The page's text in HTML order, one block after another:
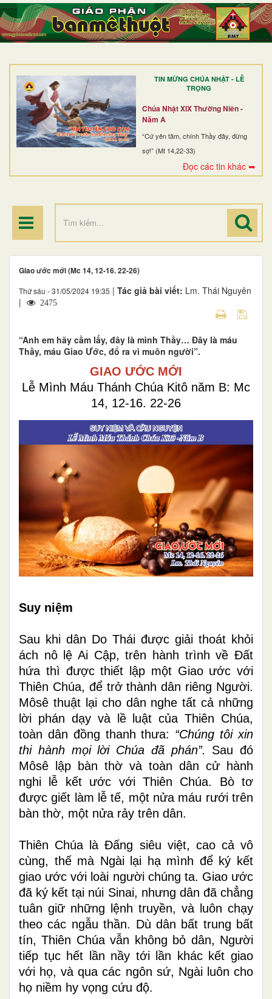
TIN MỪNG CHÚA NHẬT - LỄ
TRỌNG
Chúa Nhật XIX Thường Niên -
Năm A
“Cứ yên tâm, chính Thầy đây, đừng
sợ!” (Mt 14,22-33)
Đọc các tin khác ➥
TRANG NHẤT
GIỚI THIỆU
DÒNG TU
BAN MỤC VỤ
ĐOÀN THỂ CG
ĐIỂM HÀNH HƯƠNG
Giao ước mới (Mc 14, 12-16. 22-26)
Thứ sáu - 31/05/2024 19:35 | Tác giả bài viết: Lm. Thái Nguyên
|
2475
“Anh em hãy cầm lấy, đây là mình Thầy… Đây là máu
Thầy, máu Giao Ước, đổ ra vì muôn người”.
GIAO ƯỚC MỚI
Lễ Mình Máu Thánh Chúa Kitô năm B: Mc
14, 12-16. 22-26
Suy niệm
Sau khi dân Do Thái được giải thoát khỏi
ách nô lệ Ai Cập, trên hành trình về Đất
hứa thì được thiết lập một Giao ước với
Thiên Chúa, để trở thành dân riêng Người.
Môsê thuật lại cho dân nghe tất cả những
lời phán dạy và lề luật của Thiên Chúa,
toàn dân đồng thanh thưa: “Chúng tôi xin
thi hành mọi lời Chúa đã phán”.
Sau đó
Môsê lập bàn thờ và toàn dân cử hành
nghi lễ kết ước với Thiên Chúa. Bò tơ
được giết làm lễ tế, một nửa máu rưới trên
bàn thờ, một nửa rảy trên dân.
Thiên Chúa là Đấng siêu việt, cao cả vô
cùng, thế mà Ngài lại hạ mình để ký kết
giao ước với loài người chúng ta. Giao ước
đã ký kết tại núi Sinai, nhưng dân đã chẳng
tuân giữ những lệnh truyền, và luôn chạy
theo các ngẫu thần. Dù dân bất trung bất
tín, Thiên Chúa vẫn không bỏ dân, Người
tiếp tục hết lần nầy tới lần khác kết giao
với họ, và qua các ngôn sứ, Ngài luôn cho
họ niềm hy vọng cứu độ.